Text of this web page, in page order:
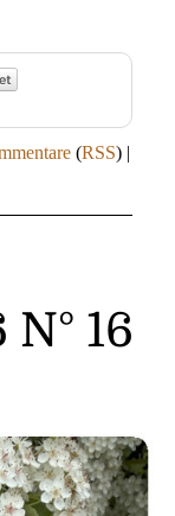
(RSS) |
16